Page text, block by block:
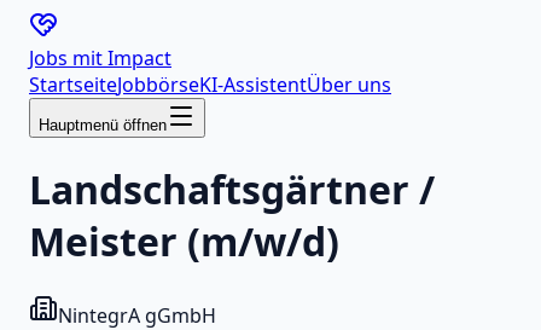
Jobs mitImpact
StartseiteJobbörseKI-AssistentÜber uns
Hauptmenü öffnen
Landschaftsgärtner /
Meister (m/w/d)
NintegrA gGmbH